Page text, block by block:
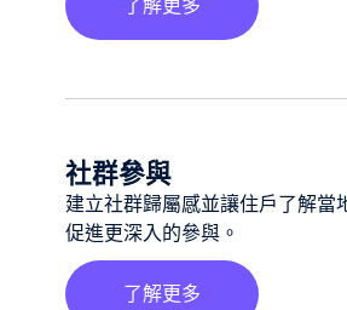
了解更多
社群參與
建立社群歸屬感並讓住戶了解
促進更深入的參與。
了解更多